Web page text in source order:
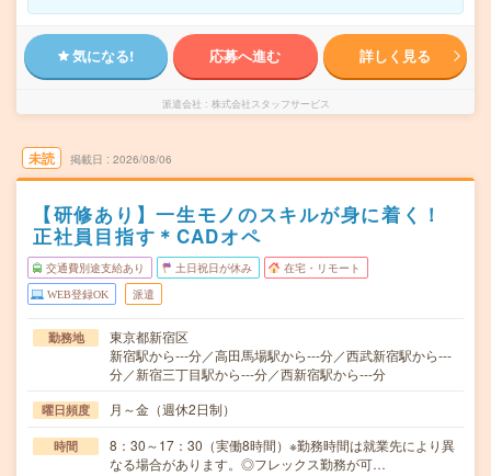
気になる! 応募へ進む 詳しく見る
派遣会社 株式会社スタッフサービス
未読 掲載日 2026/08/06
【研修あり】一生モノのスキルが身に着く！
正社員目指す＊CADオペ
交通費別途支給あり 土日祝日が休み 在宅・リモート
WEB登録OK 派遣
勤務地
東京都新宿区
新宿駅から---分／高田馬場駅から---分／西武新宿駅から---
分／新宿三丁目駅から---分／西新宿駅から---分
曜日頻度 月～金（週休2日制）
時間
8：30～17：30（実働8時間）※勤務時間は就業先により異
なる場合があります。◎フレックス勤務が可…